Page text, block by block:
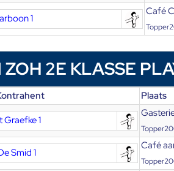
1
Café
2E KLASSE
Plaats
Graefke 1
Smid 1
Café